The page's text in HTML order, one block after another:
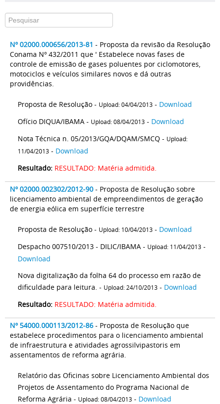
Nº 02000.000656/2013-81 - Proposta da revisão da Resolução
Conama Nº 432/2011 que ' Estabelece novas fases de
controle de emissão de gases poluentes por ciclomotores,
motociclos e veículos similares novos e dá outras
providências.
Proposta de Resolução - Upload: 04/04/2013 - Download
Ofício DIQUA/IBAMA - Upload: 08/04/2013 - Download
Nota Técnica n. 05/2013/GQA/DQAM/SMCQ - Upload:
11/04/2013 - Download
Resultado: RESULTADO: Matéria admitida.
Nº 02000.002302/2012-90 - Proposta de Resolução sobre
licenciamento ambiental de empreendimentos de geração
de energia eólica em superfície terrestre
Proposta de Resolução - Upload: 10/04/2013 - Download
Despacho 007510/2013 - DILIC/IBAMA - Upload: 11/04/2013 -
Download
Nova digitalização da folha 64 do processo em razão de
dificuldade para leitura. - Upload: 24/10/2013 - Download
Resultado: RESULTADO: Matéria admitida.
Nº 54000.000113/2012-86 - Proposta de Resolução que
estabelece procedimentos para o licenciamento ambiental
de infraestrutura e atividades agrossilvipastoris em
assentamentos de reforma agrária.
Relatório das Oficinas sobre Licenciamento Ambiental dos
Projetos de Assentamento do Programa Nacional de
Reforma Agrária - Upload: 08/04/2013 - Download